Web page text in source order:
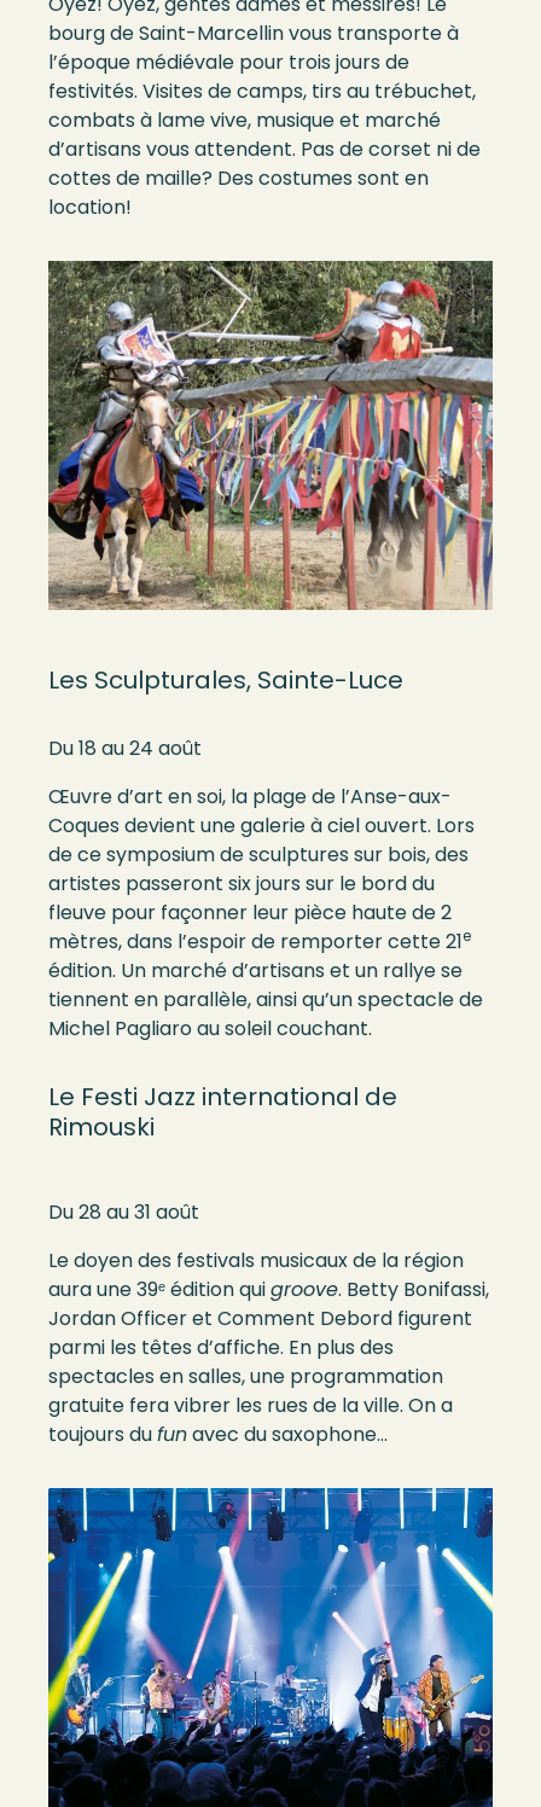
bourg de Saint-Marcellin vous transporte à
l’époque médiévale pour trois jours de
festivités. Visites de camps, tirs au trébuchet,
combats à lame vive, musique et marché
d’artisans vous attendent. Pas de corset ni de
cottes de maille? Des costumes sont en
location!
Les Sculpturales, Sainte-Luce
Du 18 au 24 août
Œuvre d’art en soi, la plage de l’Anse-aux-
Coques devient une galerie à ciel ouvert. Lors
de ce symposium de sculptures sur bois, des
artistes passeront six jours sur le bord du
fleuve pour façonner leur pièce haute de 2
mètres, dans l’espoir de remporter cette 21e
édition. Un marché d’artisans et un rallye se
tiennent en parallèle, ainsi qu’un spectacle de
Michel Pagliaro au soleil couchant.
Le Festi Jazz international de
Rimouski
Du 28 au 31 août
Le doyen des festivals musicaux de la région
aura une 39ᵉ édition quigroove. Betty Bonifassi,
Jordan Officer et Comment Debord figurent
parmi les têtes d’affiche. En plus des
spectacles en salles, une programmation
gratuite fera vibrer les rues de la ville. On a
toujours dufunavec du saxophone…